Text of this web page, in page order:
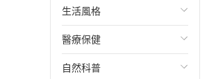
成功法
行銷/廣告
傳記
經典文學
成長/家庭生活小說
懸疑/推理小說
台灣/中國歷史
日/韓歷史
其他歷史/史學
兩性關係
心理學
奇幻/科幻
愛情故事
職場/社會寫實
教育現場
兒童文學/故事
兒童科普/學習
生活風格
飲食/食譜
健身/美顏
醫療保健
健康/養生
自然科普